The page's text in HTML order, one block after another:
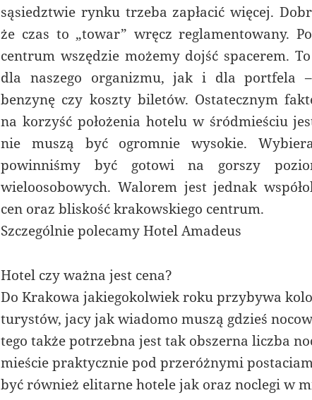
sąsiedztwie rynku trzeba zapłacić więcej.
że czas to „towar” wręcz reglamentowany.
centrum wszędzie możemy dojść spacerem.
dla naszego organizmu, jak i dla portfela
benzynę czy koszty biletów. Ostatecznym
na korzyść położenia hotelu w śródmieściu
nie muszą być ogromnie wysokie.
powinniśmy być gotowi na gorszy
wieloosobowych. Walorem jest jednak
cen oraz bliskość krakowskiego centrum.
Szczególnie polecamy Hotel Amadeus
Hotel czy ważna jest cena?
Do Krakowa jakiegokolwiek roku przybywa
turystów, jacy jak wiadomo muszą gdzieś
tego także potrzebna jest tak obszerna liczba
mieście praktycznie pod przeróżnymi
być również elitarne hotele jak oraz noclegi w